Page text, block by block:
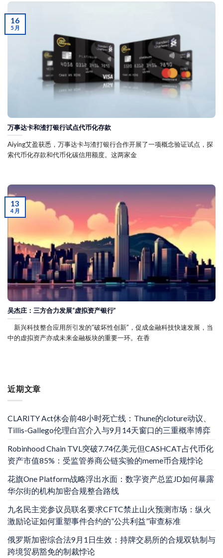
近期文章
CLARITY Act休会前48小时死亡线：Thune的cloture动议、
Tillis-Gallego伦理白宫介入与9月14天窗口的三重概率博弈
Robinhood Chain TVL突破7.74亿美元但CASHCAT占代币化
资产市值85%：受监管券商公链实验的meme币合规悖论
花旗One Platform战略浮出水面：数字资产总监JD如何暴露
华尔街的机构加密合规整合路线
九名民主党参议员联名要求CFTC禁止山火预测市场：纵火
激励论证如何重塑事件合约的”公共利益”审查标准
俄罗斯加密综合法9月1日生效：持牌交易所的合规双轨制与
跨境贸易豁免的制裁悖论
万事达卡和渣打银行试点代币化存款
Aiying艾盈获悉，万事达卡与渣打银行合作开展了一项概念验证试点，探
索代币化存款和代币化碳信用额度。这两家金
16
5 月
吴杰庄：三方合力发展“虚拟资产银行”
新兴科技整合应用所引发的“破坏性创新”，促成金融科技快速发展，当
中的虚拟资产亦成未来金融板块的重要一环。在香
13
4 月